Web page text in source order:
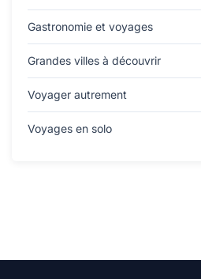
Gastronomie et voyages
Grandes villes à découvrir
Voyager autrement
Voyages en solo